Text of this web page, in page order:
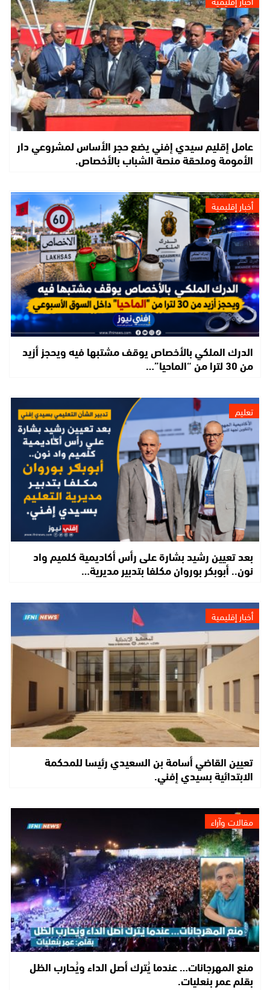
عامل إقليم سيدي إفني يضع حجر الأساس لمشروعي دار
الأمومة وملحقة منصة الشباب بالأخصاص.
أخبار إقليمية
الدرك الملكي بالأخصاص يوقف مشتبها فيه ويحجز أزيد
من 30 لترا من “الماحيا”…
تعليم
بعد تعيين رشيد بشارة على رأس أكاديمية كلميم واد
نون.. أبوبكر بوروان مكلفا بتدبير مديرية…
أخبار إقليمية
تعيين القاضي أسامة بن السعيدي رئيسا للمحكمة
الابتدائية بسيدي إفني.
مقالات وآراء
منع المهرجانات… عندما يُترك أصل الداء ويُحارب الظل
بقلم عمر بنعليات.